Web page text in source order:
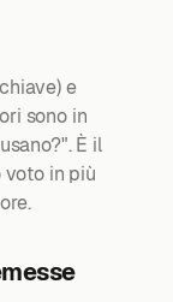
e
sono in
È il
in più